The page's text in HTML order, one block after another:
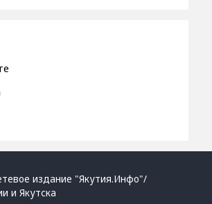
издание "Якутия.Инфо"/
и Якутска